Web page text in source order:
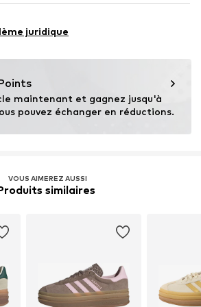
juridique
pouvez échanger en réductions.
VOUS AIMEREZ AUSSI
similaires